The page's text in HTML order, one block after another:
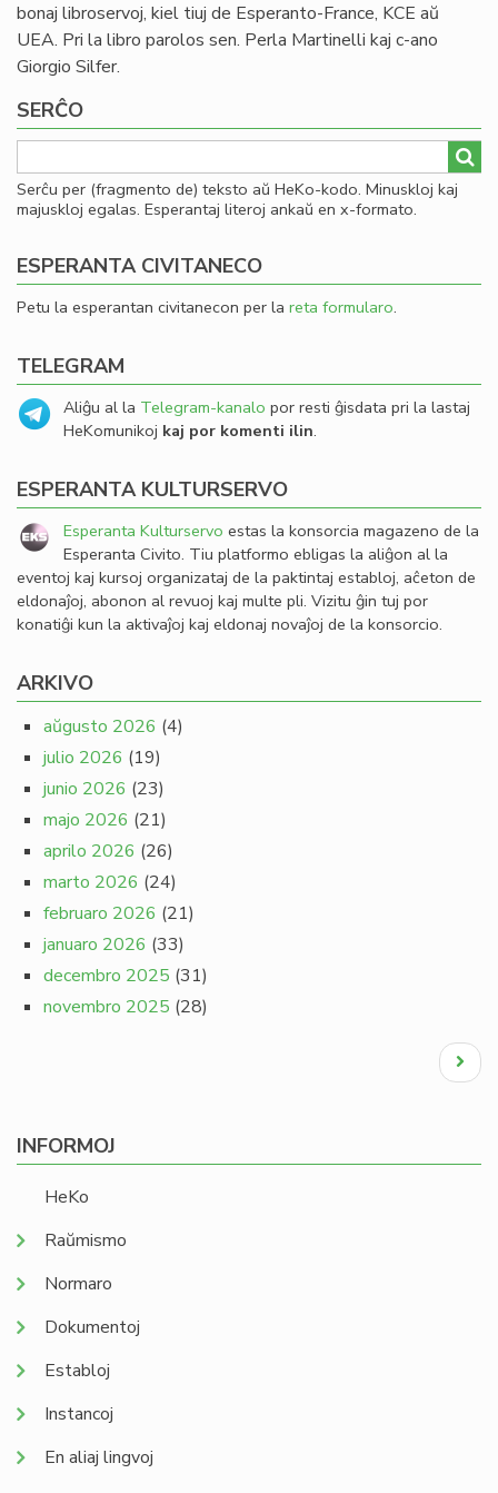
bonaj libroservoj, kiel tiuj de Esperanto-France, KCE aŭ
UEA. Pri la libro parolos sen. Perla Martinelli kaj c-ano
Giorgio Silfer.
SERĈO
Serĉu per (fragmento de) teksto aŭ HeKo-kodo. Minuskloj kaj
majuskloj egalas. Esperantaj literoj ankaŭ en x-formato.
ESPERANTA CIVITANECO
Petu la esperantan civitanecon per la reta formularo.
TELEGRAM
Aliĝu al la Telegram-kanalo por resti ĝisdata pri la lastaj
HeKomunikoj kaj por komenti ilin.
ESPERANTA KULTURSERVO
Esperanta Kulturservo estas la konsorcia magazeno de la
Esperanta Civito. Tiu platformo ebligas la aliĝon al la
eventoj kaj kursoj organizataj de la paktintaj establoj, aĉeton de
eldonaĵoj, abonon al revuoj kaj multe pli. Vizitu ĝin tuj por
konatiĝi kun la aktivaĵoj kaj eldonaj novaĵoj de la konsorcio.
ARKIVO
aŭgusto 2026 (4)
julio 2026 (19)
junio 2026 (23)
majo 2026 (21)
aprilo 2026 (26)
marto 2026 (24)
februaro 2026 (21)
januaro 2026 (33)
decembro 2025 (31)
novembro 2025 (28)
Next
page
INFORMOJ
HeKo
Raŭmismo
Normaro
Dokumentoj
Establoj
Instancoj
En aliaj lingvoj